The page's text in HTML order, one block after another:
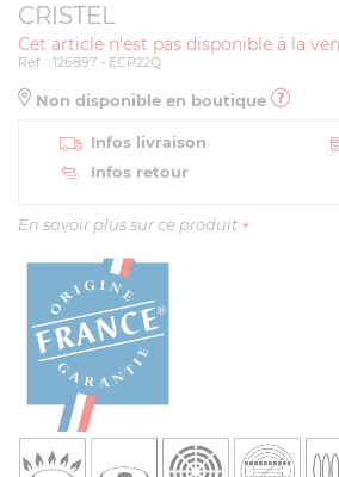
CRISTEL
Cet article n'est pas disponible à la
Réf. : 126897 - ECP22Q
Non disponible en boutique
Infos livraison
Infos retour
En savoir plus sur ce produit +